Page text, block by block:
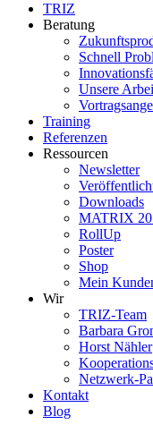
TRIZ
Beratung
Schnell
Unsere
Training
Referenzen
Ressourcen
Newsletter
Downloads
MATRIX
RollUp
Poster
Shop
Mein
Wir
TRIZ-Team
Barbara
Horst Nähler
Netzwerk-
Kontakt
Blog